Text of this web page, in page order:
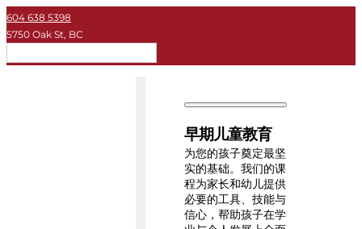
604 638 5398
5750 Oak St, BC
私立学校
大学
关于KEY
早期儿童教育
为您的孩子奠定最坚
实的基础。我们的课
程为家长和幼儿提供
必要的工具、技能与
信心，帮助孩子在学